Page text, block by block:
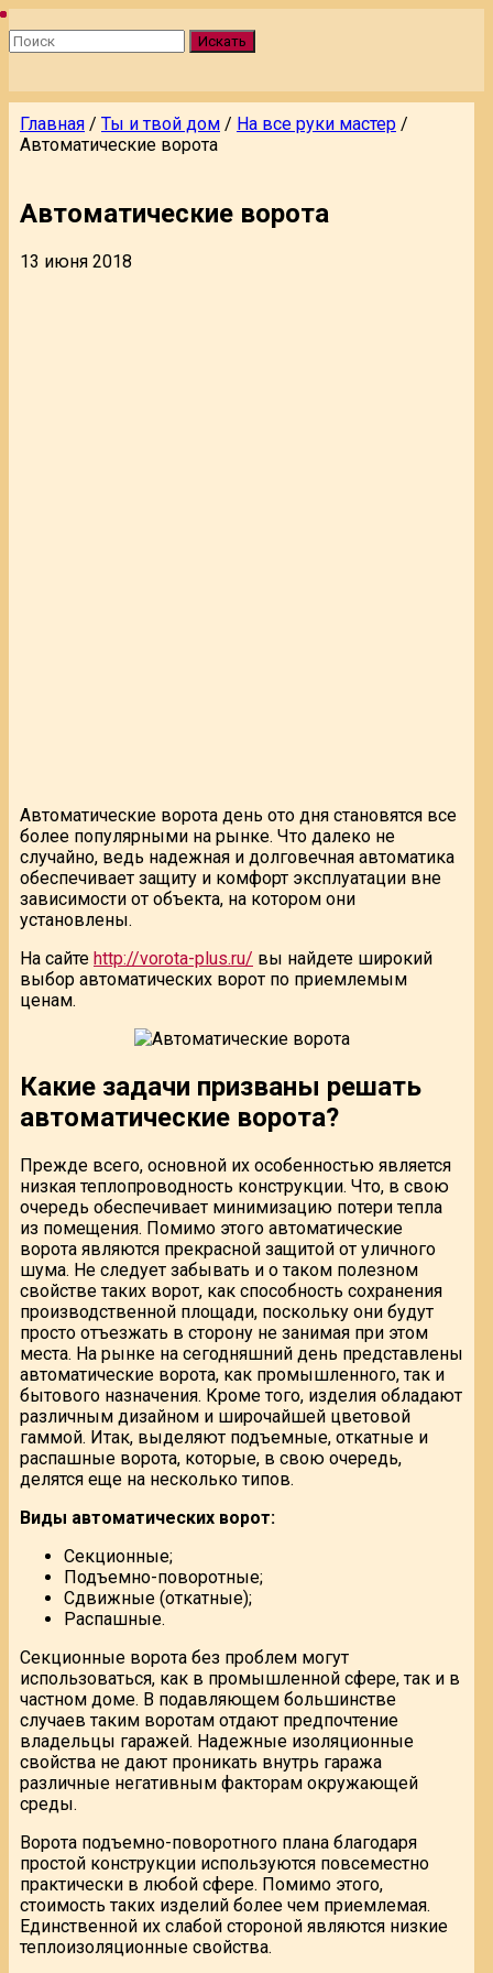
Искать
Главная / Ты и твой дом / На все руки мастер /
Автоматические ворота
Автоматические ворота
13 июня 2018
Автоматические ворота день ото дня становятся все
более популярными на рынке. Что далеко не
случайно, ведь надежная и долговечная автоматика
обеспечивает защиту и комфорт эксплуатации вне
зависимости от объекта, на котором они
установлены.
На сайте http://vorota-plus.ru/ вы найдете широкий
выбор автоматических ворот по приемлемым
ценам.
Какие задачи призваны решать
автоматические ворота?
Прежде всего, основной их особенностью является
низкая теплопроводность конструкции. Что, в свою
очередь обеспечивает минимизацию потери тепла
из помещения. Помимо этого автоматические
ворота являются прекрасной защитой от уличного
шума. Не следует забывать и о таком полезном
свойстве таких ворот, как способность сохранения
производственной площади, поскольку они будут
просто отъезжать в сторону не занимая при этом
места. На рынке на сегодняшний день представлены
автоматические ворота, как промышленного, так и
бытового назначения. Кроме того, изделия обладают
различным дизайном и широчайшей цветовой
гаммой. Итак, выделяют подъемные, откатные и
распашные ворота, которые, в свою очередь,
делятся еще на несколько типов.
Виды автоматических ворот:
Секционные;
Подъемно-поворотные;
Сдвижные (откатные);
Распашные.
Секционные ворота без проблем могут
использоваться, как в промышленной сфере, так и в
частном доме. В подавляющем большинстве
случаев таким воротам отдают предпочтение
владельцы гаражей. Надежные изоляционные
свойства не дают проникать внутрь гаража
различные негативным факторам окружающей
среды.
Ворота подъемно-поворотного плана благодаря
простой конструкции используются повсеместно
практически в любой сфере. Помимо этого,
стоимость таких изделий более чем приемлемая.
Единственной их слабой стороной являются низкие
теплоизоляционные свойства.